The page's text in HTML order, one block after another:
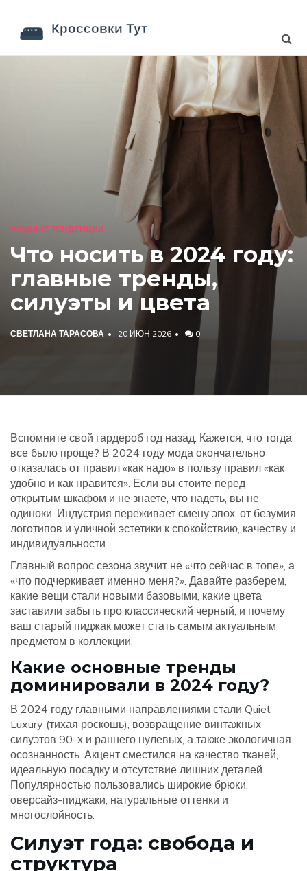
МОДНЫЕ ТЕНДЕНЦИИ
Что носить в 2024 году:
главные тренды,
силуэты и цвета
СВЕТЛАНА ТАРАСОВА 20 ИЮН 2026 0
Вспомните свой гардероб год назад. Кажется, что тогда
все было проще? В 2024 году мода окончательно
отказалась от правил «как надо» в пользу правил «как
удобно и как нравится». Если вы стоите перед
открытым шкафом и не знаете, что надеть, вы не
одиноки. Индустрия переживает смену эпох: от безумия
логотипов и уличной эстетики к спокойствию, качеству и
индивидуальности.
Главный вопрос сезона звучит не «что сейчас в топе», а
«что подчеркивает именно меня?». Давайте разберем,
какие вещи стали новыми базовыми, какие цвета
заставили забыть про классический черный, и почему
ваш старый пиджак может стать самым актуальным
предметом в коллекции.
Какие основные тренды
доминировали в 2024 году?
В 2024 году главными направлениями стали Quiet
Luxury (тихая роскошь), возвращение винтажных
силуэтов 90-х и раннего нулевых, а также экологичная
осознанность. Акцент сместился на качество тканей,
идеальную посадку и отсутствие лишних деталей.
Популярностью пользовались широкие брюки,
оверсайз-пиджаки, натуральные оттенки и
многослойность.
Силуэт года: свобода и
структура